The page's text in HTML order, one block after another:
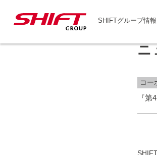
SHIFTグループ情報
ニ
コー
『